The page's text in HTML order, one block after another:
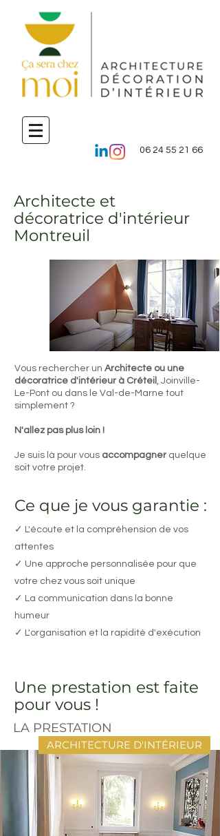
06 24 55 21 66
Architecte et
décoratrice d'intérieur
Montreuil
Vous rechercher un Architecte ou une
décoratrice d'intérieur à Créteil , Joinville-
Le-Pont ou dans le Val-de-Marne tout
simplement ?
N'allez pas plus loin !
Je suis là pour vous accompagnerquelque
soit votre projet.​​​
Ce que je vous garantie :
✓ L'écoute et la compréhension de vos
attentes
✓ Une approche personnalisée pour que
votre chez vous soit unique
✓ La communication dans la bonne
humeur
✓ L'organisation et la rapidité d'exécution
Une prestation est faite
pour vous !
LA PRESTATION
ARCHITECTURE D'INTÉRIEUR